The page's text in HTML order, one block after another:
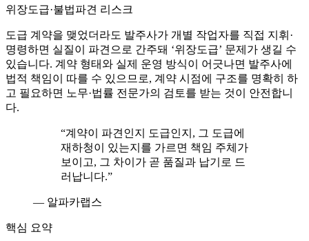
위장도급·불법파견 리스크
도급 계약을 맺었더라도 발주사가 개별 작업자를 직접 지휘·
명령하면 실질이 파견으로 간주돼 ‘위장도급’ 문제가 생길 수
있습니다. 계약 형태와 실제 운영 방식이 어긋나면 발주사에
법적 책임이 따를 수 있으므로, 계약 시점에 구조를 명확히 하
고 필요하면 노무·법률 전문가의 검토를 받는 것이 안전합니
다.
“계약이 파견인지 도급인지, 그 도급에
재하청이 있는지를 가르면 책임 주체가
보이고, 그 차이가 곧 품질과 납기로 드
러납니다.”
— 알파카랩스
핵심 요약